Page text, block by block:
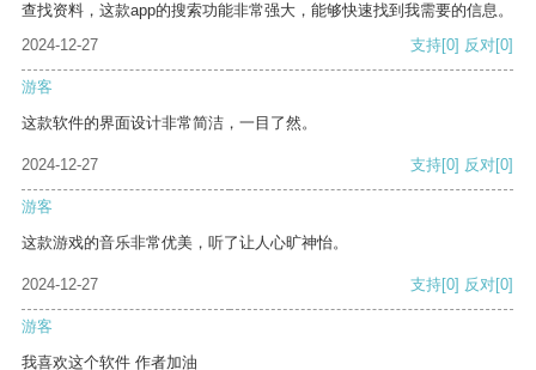
查找资料，这款app的搜索功能非常强大，能够快速找到我需要的信息。
2024-12-27
支持[0] 反对[0]
游客
这款软件的界面设计非常简洁，一目了然。
2024-12-27 支持[0] 反对[0]
游客
这款游戏的音乐非常优美，听了让人心旷神怡。
2024-12-27 支持[0] 反对[0]
游客
我喜欢这个软件 作者加油